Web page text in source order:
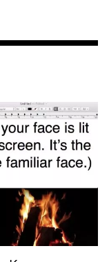
Ivetta Kang »